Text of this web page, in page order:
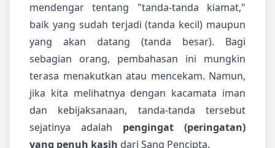
mendengar tentang "tanda-tanda kiamat,"
baik yang sudah terjadi (tanda kecil) maupun
yang akan datang (tanda besar). Bagi
sebagian orang, pembahasan ini mungkin
terasa menakutkan atau mencekam. Namun,
jika kita melihatnya dengan kacamata iman
dan kebijaksanaan, tanda-tanda tersebut
sejatinya adalah pengingat (peringatan)
yang penuh kasih dari Sang Pencipta.